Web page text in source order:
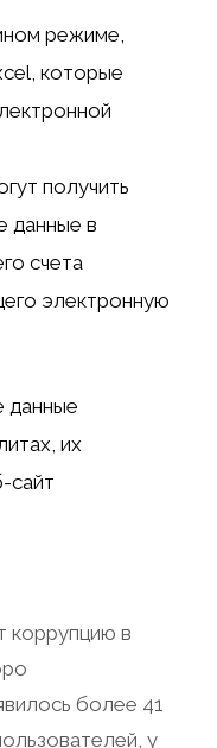
режиме,
которые
получить
данные в
счета
электронную
данные
их
сайт
коррупцию в
более 41
у